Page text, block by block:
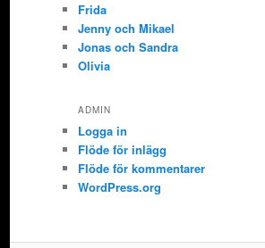
Frida
Jenny och Mikael
Jonas och Sandra
Olivia
ADMIN
Logga in
Flöde för inlägg
Flöde för kommentarer
WordPress.org